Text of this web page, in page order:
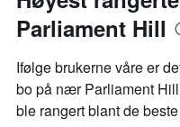
Parliament Hill
Ifølge brukerne våre er
bo på nær Parliament
ble rangert blant de